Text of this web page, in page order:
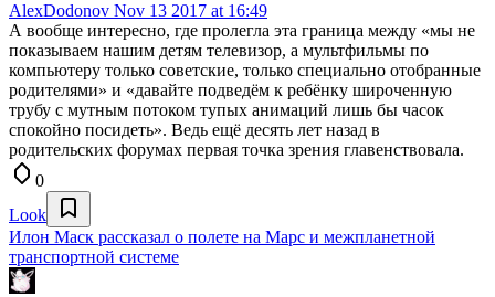
AlexDodonov Nov 13 2017 at 16:49
А вообще интересно, где пролегла эта граница между «мы не
показываем нашим детям телевизор, а мультфильмы по
компьютеру только советские, только специально отобранные
родителями» и «давайте подведём к ребёнку широченную
трубу с мутным потоком тупых анимаций лишь бы часок
спокойно посидеть». Ведь ещё десять лет назад в
родительских форумах первая точка зрения главенствовала.
0
Look
Илон Маск рассказал о полете на Марс и межпланетной
транспортной системе